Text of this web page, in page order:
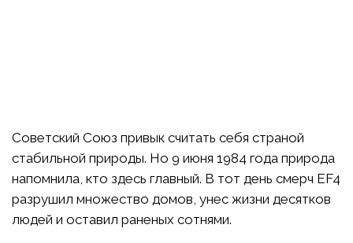
Советский Союз привык считать себя страной
стабильной природы. Но 9 июня 1984 года природа
напомнила, кто здесь главный. В тот день смерч EF4
разрушил множество домов, унес жизни десятков
людей и оставил раненых сотнями.